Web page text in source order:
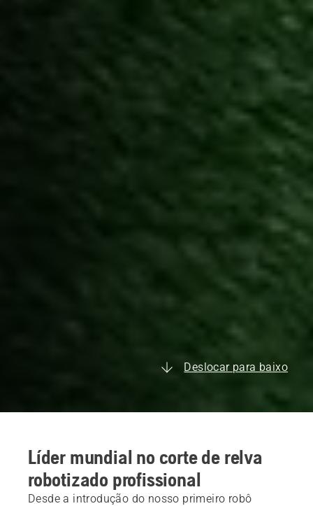
Deslocar para baixo
Líder mundial no corte de relva
robotizado profissional
Desde a introdução do nosso primeiro robô